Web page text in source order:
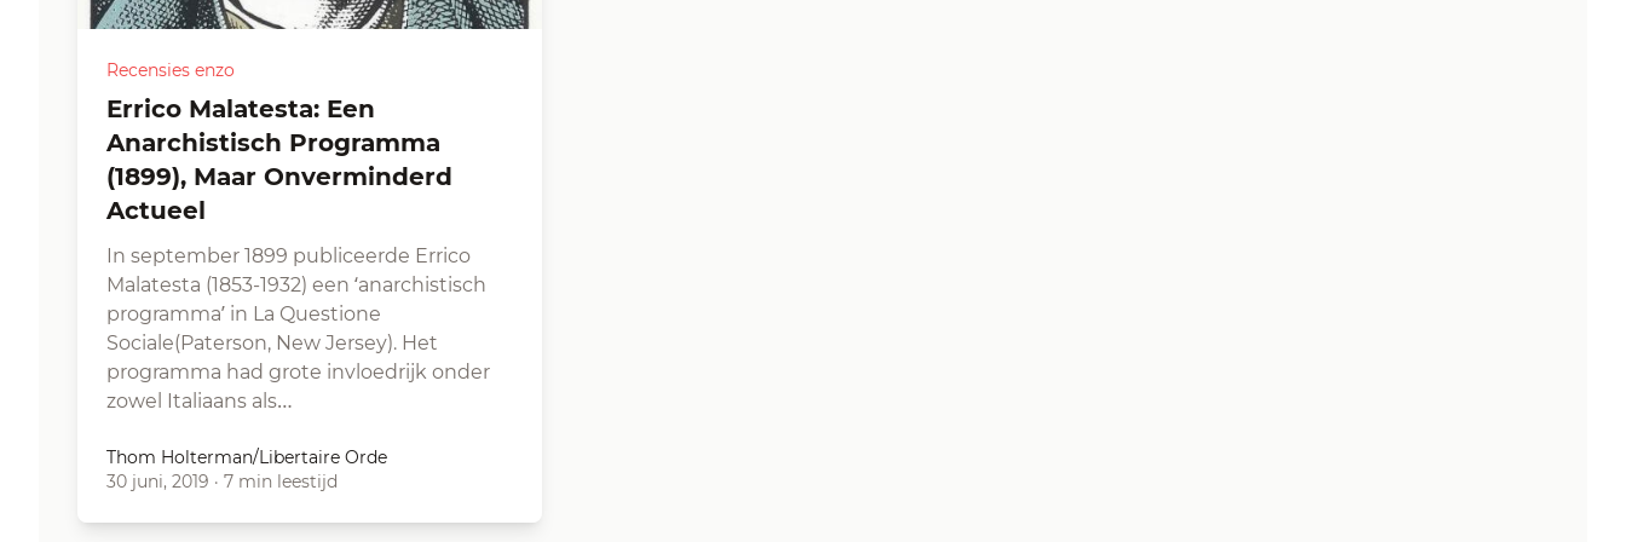
Recensies enzo
Errico Malatesta: Een
Anarchistisch Programma
(1899), Maar Onverminderd
Actueel
In september 1899 publiceerde Errico
Malatesta (1853-1932) een ‘anarchistisch
programma’ in La Questione
Sociale(Paterson, New Jersey). Het
programma had grote invloedrijk onder
zowel Italiaans als…
Thom Holterman/Libertaire Orde
30 juni, 2019 · 7 min leestijd